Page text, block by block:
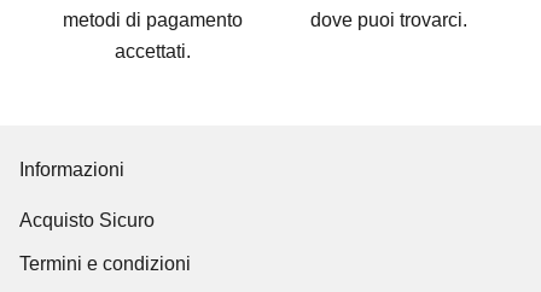
metodi di pagamento
accettati.
dove puoi trovarci.
Informazioni
Acquisto Sicuro
Termini e condizioni